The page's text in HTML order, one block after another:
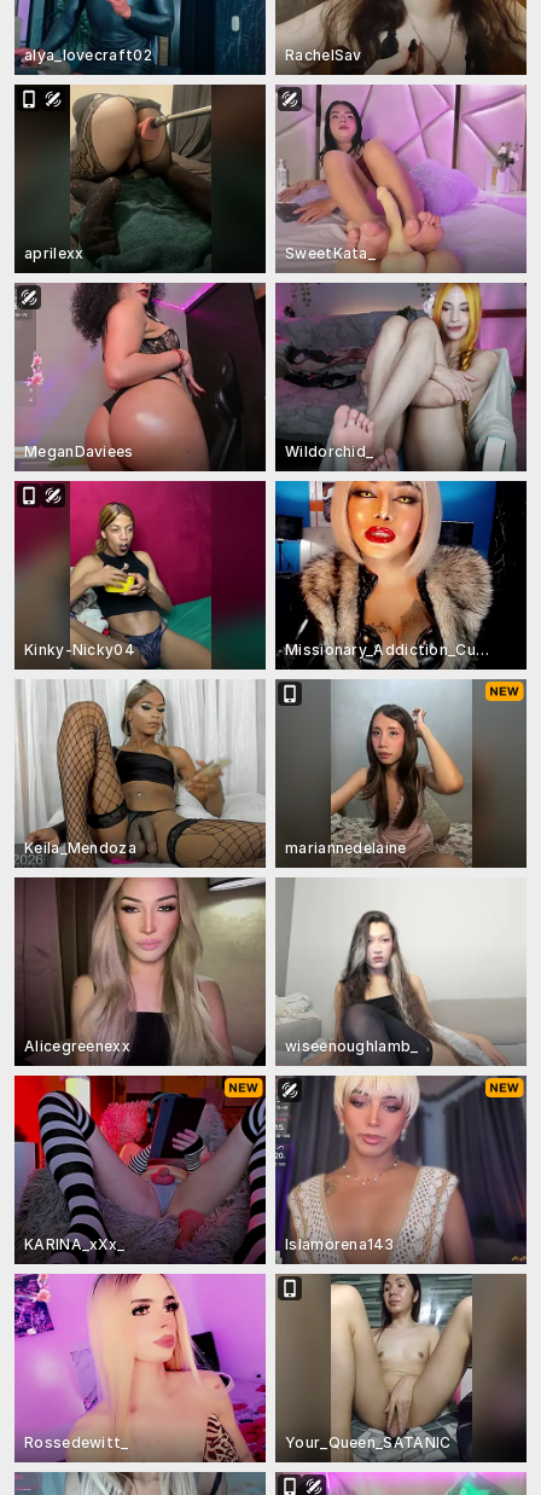
alya_lovecraft02 RachelSav
aprilexx SweetKata_
MeganDaviees Wildorchid_
Kinky-Nicky04 Missionary_Addiction_Cums
Keila_Mendoza mariannedelaine
Alicegreenexx wiseenoughlamb_
KARINA_xXx_ Islamorena143
Rossedewitt_ Your_Queen_SATANIC